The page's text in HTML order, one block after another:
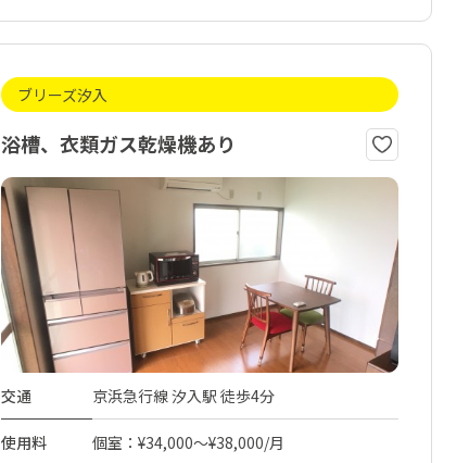
ブリーズ汐入
浴槽、衣類ガス乾燥機あり
交通 京浜急行線 汐入駅 徒歩4分
使用料 個室：¥34,000～¥38,000/月